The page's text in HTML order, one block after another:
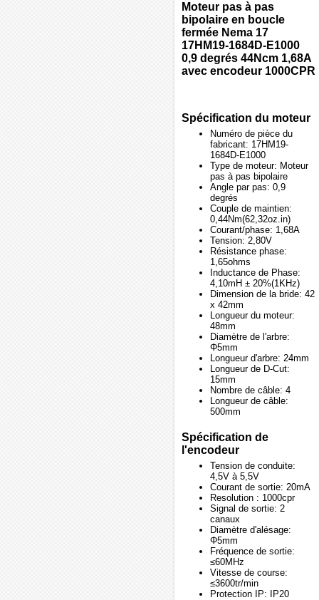
Moteur pas à pas
bipolaire en boucle
fermée Nema 17
17HM19-1684D-E1000
0,9 degrés 44Ncm 1,68A
avec encodeur 1000CPR
Spécification du moteur
Numéro de pièce du
fabricant: 17HM19-
1684D-E1000
Type de moteur: Moteur
pas à pas bipolaire
Angle par pas: 0,9
degrés
Couple de maintien:
0,44Nm(62,32oz.in)
Courant/phase: 1,68A
Tension: 2,80V
Résistance phase:
1,65ohms
Inductance de Phase:
4,10mH ± 20%(1KHz)
Dimension de la bride: 42
x 42mm
Longueur du moteur:
48mm
Diamètre de l'arbre:
Φ5mm
Longueur d'arbre: 24mm
Longueur de D-Cut:
15mm
Nombre de câble: 4
Longueur de câble:
500mm
Spécification de
l'encodeur
Tension de conduite:
4,5V à 5,5V
Courant de sortie: 20mA
Resolution : 1000cpr
Signal de sortie: 2
canaux
Diamètre d'alésage:
Φ5mm
Fréquence de sortie:
≤60MHz
Vitesse de course:
≤3600tr/min
Protection IP: IP20